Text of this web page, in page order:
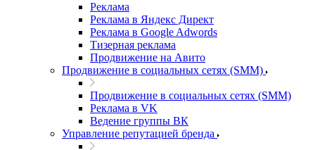
Реклама
Реклама в Яндекс Директ
Реклама в Google Adwords
Тизерная реклама
Продвижение на Авито
Продвижение в социальных сетях (SMM)
Продвижение в социальных сетях (SMM)
Реклама в VK
Ведение группы ВК
Управление репутацией бренда